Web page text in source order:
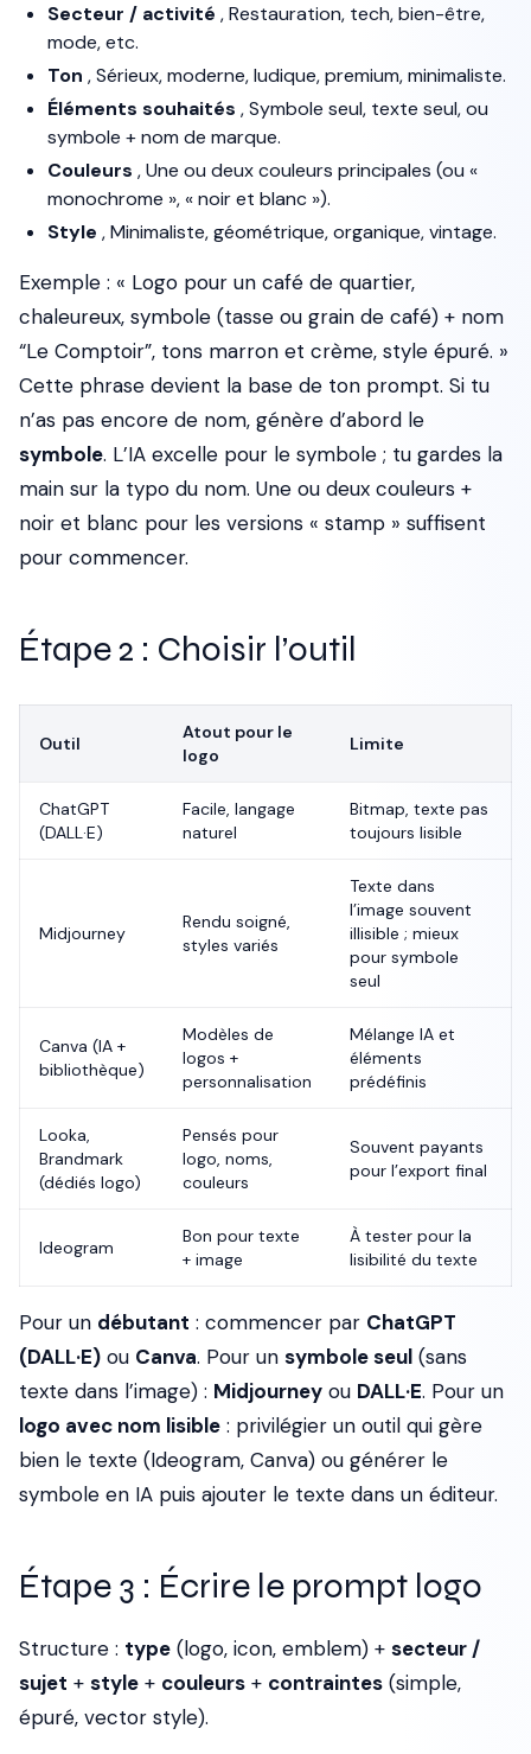
Secteur / activité , Restauration, tech, bien-être,
mode, etc.
Ton , Sérieux, moderne, ludique, premium, minimaliste.
Éléments souhaités , Symbole seul, texte seul, ou
symbole + nom de marque.
Couleurs , Une ou deux couleurs principales (ou «
monochrome », « noir et blanc »).
Style , Minimaliste, géométrique, organique, vintage.
Exemple : « Logo pour un café de quartier,
chaleureux, symbole (tasse ou grain de café) + nom
“Le Comptoir”, tons marron et crème, style épuré. »
Cette phrase devient la base de ton prompt. Si tu
n’as pas encore de nom, génère d’abord le
symbole. L’IA excelle pour le symbole ; tu gardes la
main sur la typo du nom. Une ou deux couleurs +
noir et blanc pour les versions « stamp » suffisent
pour commencer.
Étape 2 : Choisir l’outil
Outil
Atout pour le
logo
Limite
ChatGPT
(DALL·E)
Facile, langage
naturel
Bitmap, texte pas
toujours lisible
Midjourney
Rendu soigné,
styles variés
Texte dans
l’image souvent
illisible ; mieux
pour symbole
seul
Canva (IA +
bibliothèque)
Modèles de
logos +
personnalisation
Mélange IA et
éléments
prédéfinis
Looka,
Brandmark
(dédiés logo)
Pensés pour
logo, noms,
couleurs
Souvent payants
pour l’export final
Ideogram
Bon pour texte
+ image
À tester pour la
lisibilité du texte
Pour un débutant : commencer par ChatGPT
(DALL·E) ou Canva. Pour un symbole seul (sans
texte dans l’image) : Midjourney ou DALL·E. Pour un
logo avec nom lisible : privilégier un outil qui gère
bien le texte (Ideogram, Canva) ou générer le
symbole en IA puis ajouter le texte dans un éditeur.
Étape 3 : Écrire le prompt logo
Structure : type (logo, icon, emblem) + secteur /
sujet + style + couleurs + contraintes (simple,
épuré, vector style).